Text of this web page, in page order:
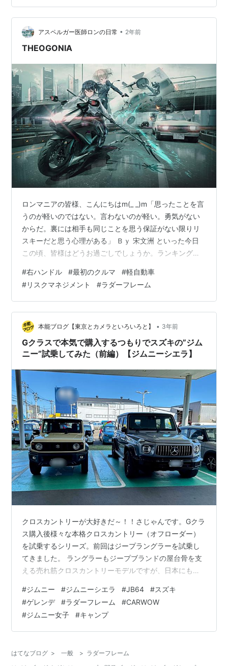
た 息子には、じゃんじゃん写真撮ってくれよな？って頼
んで 後から見てみたら すごいピンぼけ(⌒-⌒; ) はじめは
雪がなく 除雪されてまんなあψ(｀∇´)ψ …
アスペルガー医師ロンの日常 • 2年前
THEOGONIA
ロンマニアの皆様、こんにちはm(_ _)m「思ったことを言
うのが軽いのではない。言わないのが軽い。勇気がない
からだ。裏には相手も同じことを思う保証がない限りリ
スキーだと思う心理がある」 Ｂｙ 宋文洲 といった今日
この頃、皆様はどうお過ごしでしょうか。ランキング参
までニッポン市場に右ハンドルの911GT3を導入した事が
無いけど、992型からは右ハンドルをメインとしてニッ
ポン市場に投入してきている。だから992型911GT3はど
っちになるのか蓋を開けるまで分からなかったのである
が【その蓋が開いた】のが丁度今から３年前である。当
時ヤキモキしながらモ…
#右ハンドル #最初のクルマ #軽自動車
#リスクマネジメント #ラダーフレーム
本能ブログ【東京とカメラといろいろと】 • 3年前
Gクラスで本気で購入するつもりでスズキの”ジム
ニー”試乗してみた（前編）【ジムニーシエラ】
クロスカントリーが大好きだ～！！さじゃんです。Gクラ
ス購入後様々な本格クロスカントリー（オフローダー）
を試乗するシリーズ。前回はジープラングラーを試乗し
てきました。 ラングラーもジープブランドの屋台骨を支
える売れ筋クロスカントリーモデルですが、日本にも納
ーモデルがあります。そう我らがスズキのジムニーで
す！ 土木建築、林業関係者様に作られた『プロの車』と
して1970年に登場！当時のモデルはこんな感じで小さな
ジープライクでいま見ても非常にかっこいいモデルで
ジされたのが現行ジムニーと言うわけで…
#ジムニー #ジムニーシエラ #JB64 #スズキ
#ゲレンデ #ラダーフレーム #CARWOW
#ジムニー女子 #キャンプ
はてなブログ > 一般 > ラダーフレーム